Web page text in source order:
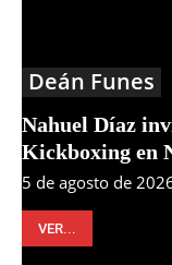
Deán Funes
Nahuel Díaz
Kickboxing en
5 de agosto de
VER...